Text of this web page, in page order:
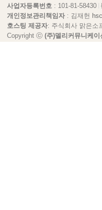
사업자등록번호 : 101-81-58430
개인정보관리책임자: 김재헌
호스팅 제공자: 주식회사 맑은소
Copyright ⓒ (주)델리커뮤니케이